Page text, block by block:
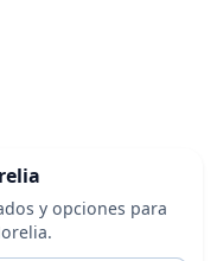
y opciones para